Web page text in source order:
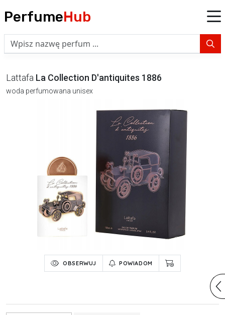
PerfumeHub
Lattafa La Collection D'antiquites 1886
woda perfumowana unisex
OBSERWUJ POWIADOM